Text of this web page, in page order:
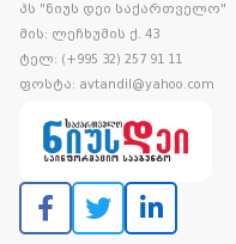
პს "ნიუს დეი საქართველო"
მის: ლეჩხუმის ქ. 43
ტელ: (+995 32) 257 91 11
ფოსტა: avtandil@yahoo.com